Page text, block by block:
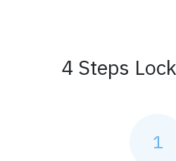
4 Steps
1